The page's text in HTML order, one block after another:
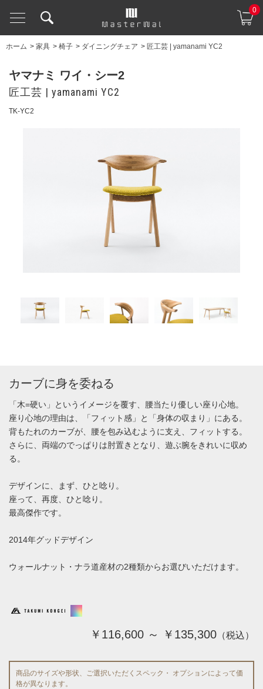
0
ホーム > 家具 > 椅子 > ダイニングチェア > 匠工芸 | yamanami YC2
ヤマナミ ワイ・シー2
匠工芸 | yamanami YC2
TK-YC2
カーブに身を委ねる
「木=硬い」というイメージを覆す、腰当たり優しい座り心地。
座り心地の理由は、「フィット感」と「身体の収まり」にある。
背もたれのカーブが、腰を包み込むように支え、フィットする。
さらに、両端のでっぱりは肘置きとなり、遊ぶ腕をきれいに収め
る。
デザインに、まず、ひと唸り。
座って、再度、ひと唸り。
最高傑作です。
2014年グッドデザイン
ウォールナット・ナラ道産材の2種類からお選びいただけます。
￥116,600 ～ ￥135,300 （税込）
商品のサイズや形状、ご選択いただくスペック・ オプションによって価
格が異なります。